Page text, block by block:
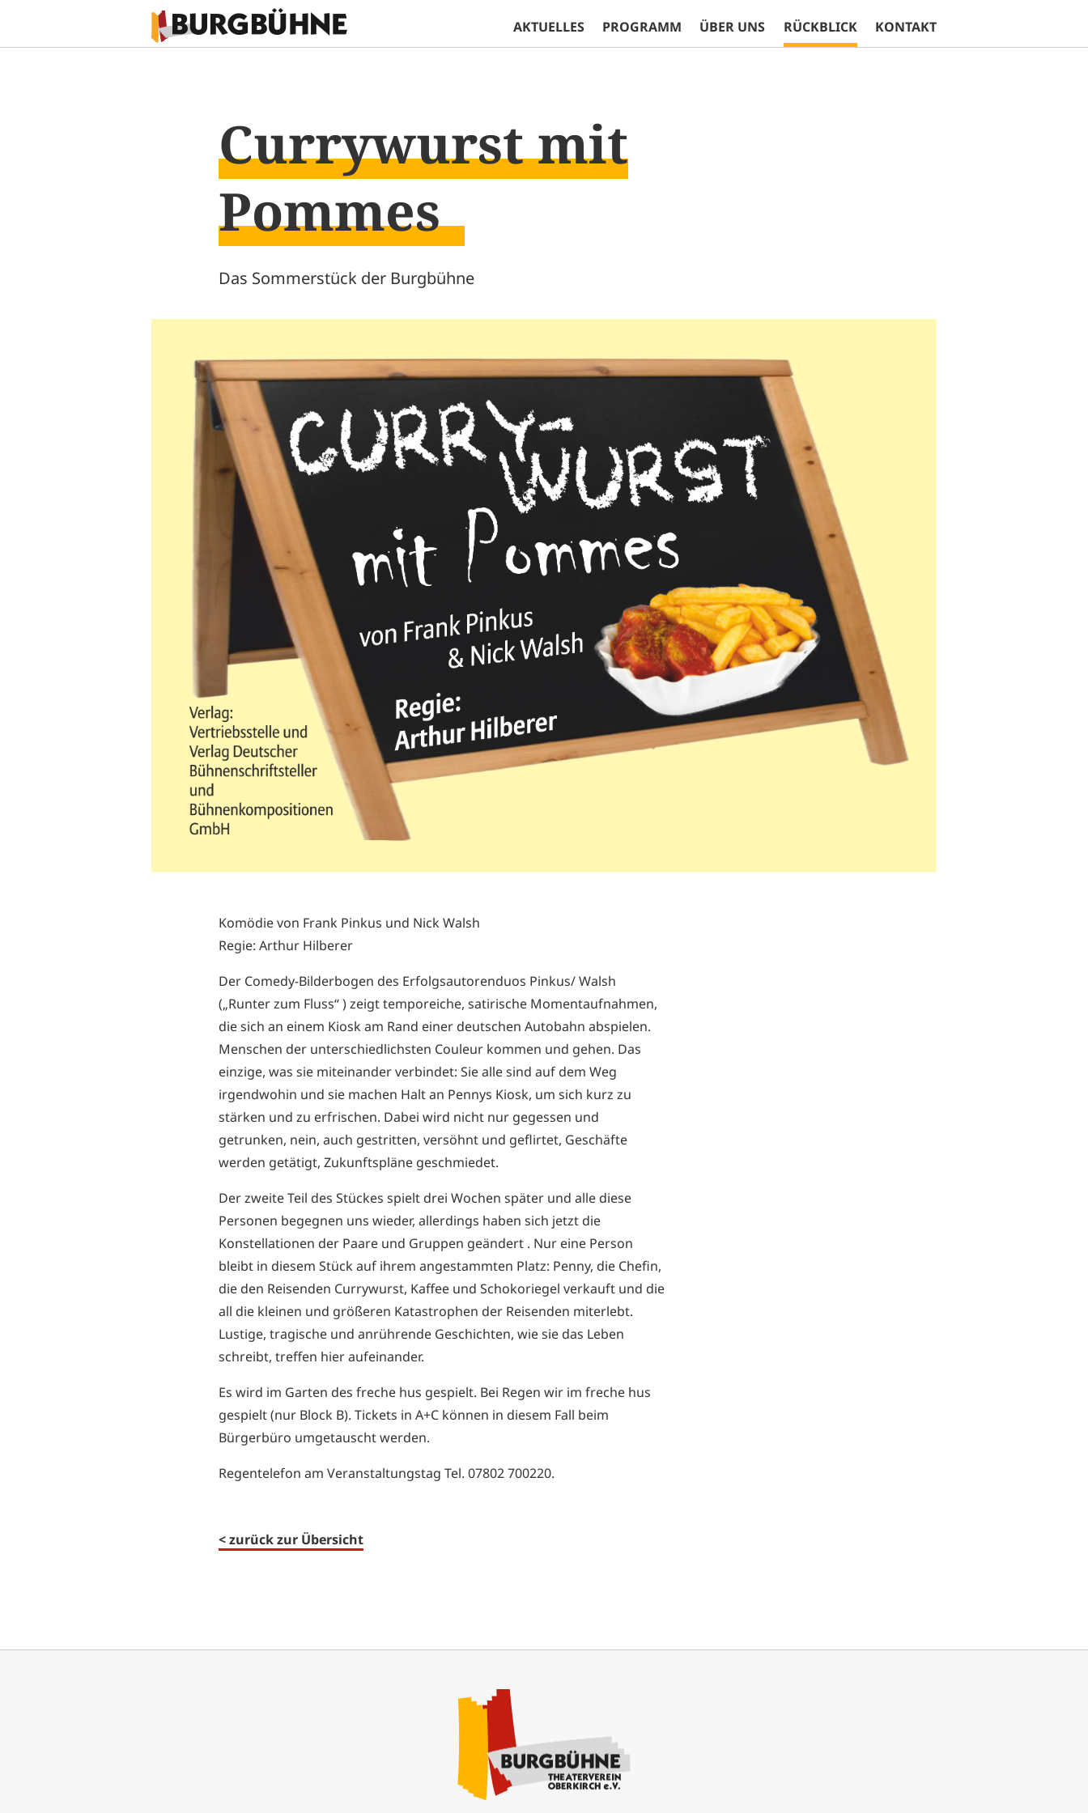
AKTUELLES PROGRAMM ÜBER UNS RÜCKBLICK KONTAKT
Currywurst mit
Pommes
Das Sommerstück der Burgbühne
Komödie von Frank Pinkus und Nick Walsh
Regie: Arthur Hilberer
Der Comedy-Bilderbogen des Erfolgsautorenduos Pinkus/ Walsh
(„Runter zum Fluss“ ) zeigt temporeiche, satirische Momentaufnahmen,
die sich an einem Kiosk am Rand einer deutschen Autobahn abspielen.
Menschen der unterschiedlichsten Couleur kommen und gehen. Das
einzige, was sie miteinander verbindet: Sie alle sind auf dem Weg
irgendwohin und sie machen Halt an Pennys Kiosk, um sich kurz zu
stärken und zu erfrischen. Dabei wird nicht nur gegessen und
getrunken, nein, auch gestritten, versöhnt und geflirtet, Geschäfte
werden getätigt, Zukunftspläne geschmiedet.
Der zweite Teil des Stückes spielt drei Wochen später und alle diese
Personen begegnen uns wieder, allerdings haben sich jetzt die
Konstellationen der Paare und Gruppen geändert . Nur eine Person
bleibt in diesem Stück auf ihrem angestammten Platz: Penny, die Chefin,
die den Reisenden Currywurst, Kaffee und Schokoriegel verkauft und die
all die kleinen und größeren Katastrophen der Reisenden miterlebt.
Lustige, tragische und anrührende Geschichten, wie sie das Leben
schreibt, treffen hier aufeinander.
Es wird im Garten des freche hus gespielt. Bei Regen wir im freche hus
gespielt (nur Block B). Tickets in A+C können in diesem Fall beim
Bürgerbüro umgetauscht werden.
Regentelefon am Veranstaltungstag Tel. 07802 700220.
< zurück zur Übersicht